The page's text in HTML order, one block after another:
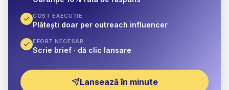
COST EXECUȚIE
Plătești doar per outreach influencer
EFORT NECESAR
Scrie brief · dă clic lansare
Lansează în minute